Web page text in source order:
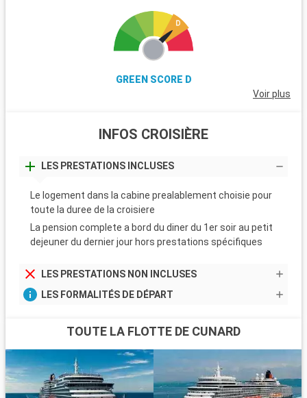
GREEN SCORE D
Voir plus
INFOS CROISIÈRE
LES PRESTATIONS INCLUSES
Le logement dans la cabine prealablement choisie pour
toute la duree de la croisiere
La pension complete a bord du diner du 1er soir au petit
dejeuner du dernier jour hors prestations spécifiques
LES PRESTATIONS NON INCLUSES
LES FORMALITÉS DE DÉPART
TOUTE LA FLOTTE DE CUNARD